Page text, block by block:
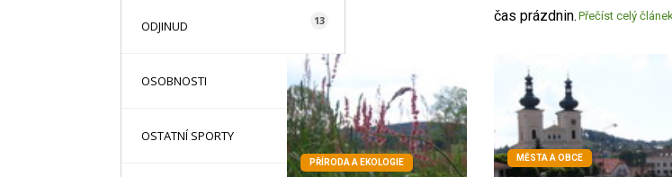
ODJINUD 13
OSOBNOSTI 42
OSTATNÍ SPORTY 71
čas prázdnin. Přečíst celý
PŘÍRODA A EKOLOGIE MĚSTA A OBCE